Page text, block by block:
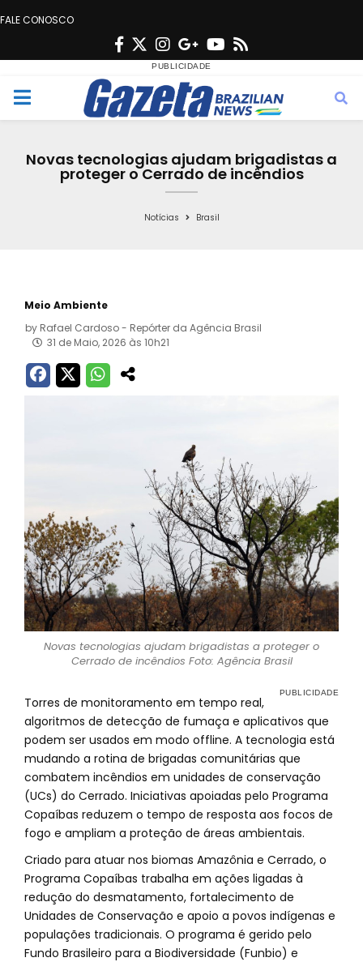
FALE CONOSCO
F
c
e
o
T
w
i
t
e
n
s
t
g
r
a
G
o
o
g
e
Y
u
t
b
s
M
Novas tecnologias ajudam brigadistas a
proteger o Cerrado de incêndios
Notícias Brasil
Meio Ambiente
by Rafael Cardoso - Repórter da Agência Brasil
31 de Maio, 2026 às 10h21
Novas tecnologias ajudam brigadistas a proteger o
Cerrado de incêndios Foto: Agência Brasil
Torres de monitoramento em tempo real,
algoritmos de detecção de fumaça e aplicativos que
podem ser usados em modo offline. A tecnologia está
mudando a rotina de brigadas comunitárias que
combatem incêndios em unidades de conservação
(UCs) do Cerrado. Iniciativas apoiadas pelo Programa
Copaíbas reduzem o tempo de resposta aos focos de
fogo e ampliam a proteção de áreas ambientais.
Criado para atuar nos biomas Amazônia e Cerrado, o
Programa Copaíbas trabalha em ações ligadas à
redução do desmatamento, fortalecimento de
Unidades de Conservação e apoio a povos indígenas e
populações tradicionais. O programa é gerido pelo
Fundo Brasileiro para a Biodiversidade (Funbio) e